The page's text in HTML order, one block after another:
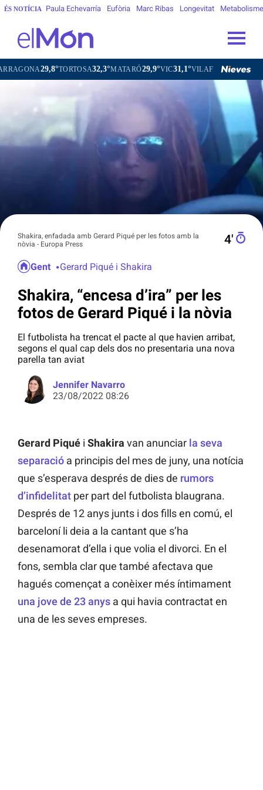
ÉS NOTÍCIA Paula Echevarría Eufòria Marc Ribas Longevitat Metabolisme
TORTOSA32,3°MATARÓ29,9°VIC31,1°VILAFRANCA DEL PENEDÈS29,4°
Shakira, enfadada amb Gerard Piqué per les fotos amb la
nòvia - Europa Press
4′
Gent Gerard Piqué i Shakira
Shakira, “encesa d’ira” per les
fotos de Gerard Piqué i la nòvia
El futbolista ha trencat el pacte al que havien arribat,
segons el qual cap dels dos no presentaria una nova
parella tan aviat
Jennifer Navarro
23/08/2022 08:26
Gerard Piqué i Shakira van anunciar la seva
separació a principis del mes de juny, una notícia
que s’esperava després de dies de rumors
d’infidelitat per part del futbolista blaugrana.
Després de 12 anys junts i dos fills en comú, el
barceloní li deia a la cantant que s’ha
desenamorat d’ella i que volia el divorci. En el
fons, sembla clar que també afectava que
hagués començat a conèixer més íntimament
una jove de 23 anys a qui havia contractat en
una de les seves empreses.